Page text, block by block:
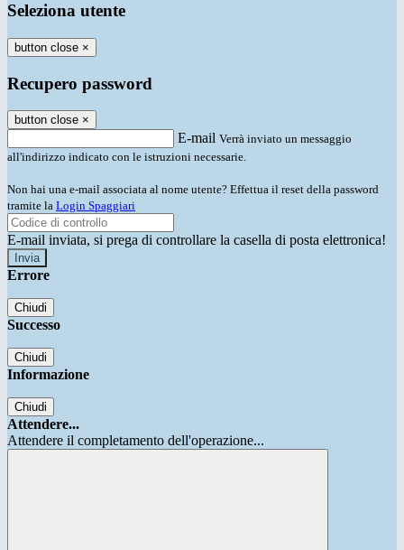
Seleziona utente
button close ×
Recupero password
button close ×
E-mail Verrà inviato un messaggio
all'indirizzo indicato con le istruzioni necessarie.
Non hai una e-mail associata al nome utente? Effettua il reset della password
tramite la Login Spaggiari
E-mail inviata, si prega di controllare la casella di posta elettronica!
Errore
Chiudi
Successo
Chiudi
Informazione
Chiudi
Attendere...
Attendere il completamento dell'operazione...